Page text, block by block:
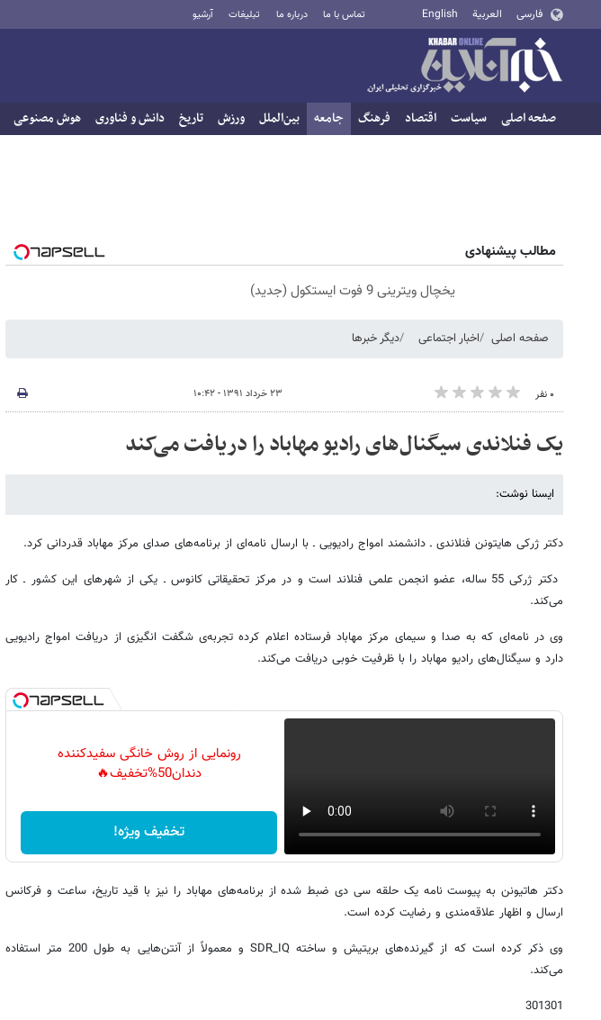
فارسی العربية English تماس با ما درباره ما تبلیغات آرشیو
صفحه اصلی سیاست اقتصاد فرهنگ جامعه بین‌الملل ورزش تاریخ دانش و فناوری هوش مصنوعی
مطالب پیشنهادی
یخچال ویترینی 9 فوت ایستکول (جدید)
صفحه اصلی اخبار اجتماعی دیگر خبرها
۰ نفر ۲۳ خرداد ۱۳۹۱ - ۱۰:۴۲
یک فنلاندی سیگنال‌های رادیو مهاباد را دریافت می‌کند
ایسنا نوشت:
دکتر ژرکی هایتونن فنلاندی ـ دانشمند امواج رادیویی ـ با ارسال نامه‌ای از برنامه‌های صدای مرکز مهاباد قدردانی کرد.
دکتر ژرکی 55 ساله، عضو انجمن علمی فنلاند است و در مرکز تحقیقاتی کانوس ـ یکی از شهرهای این کشور ـ کار
می‌کند.
وی در نامه‌ای که به صدا و سیمای مرکز مهاباد فرستاده اعلام کرده تجربه‌ی شگفت انگیزی از دریافت امواج رادیویی
دارد و سیگنال‌های رادیو مهاباد را با ظرفیت خوبی دریافت می‌کند.
رونمایی از روش خانگی سفیدکننده
دندان50%تخفیف🔥
تخفیف ویژه!
دکتر هاتیونن به پیوست نامه یک حلقه سی دی ضبط شده از برنامه‌های مهاباد را نیز با قید تاریخ، ساعت و فرکانس
ارسال و اظهار علاقه‌مندی و رضایت کرده است.
وی ذکر کرده است که از گیرنده‌های بریتیش و ساخته SDR_IQ و معمولاً از آنتن‌هایی به طول 200 متر استفاده
می‌کند.
301301